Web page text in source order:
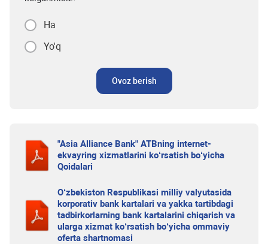
Ha
Yo'q
Ovoz berish
"Asia Alliance Bank" ATBning internet-
ekvayring xizmatlarini ko‘rsatish bo‘yicha
Qoidalari
O‘zbekiston Respublikasi milliy valyutasida
korporativ bank kartalari va yakka tartibdagi
tadbirkorlarning bank kartalarini chiqarish va
ularga xizmat ko‘rsatish bo‘yicha ommaviy
oferta shartnomasi